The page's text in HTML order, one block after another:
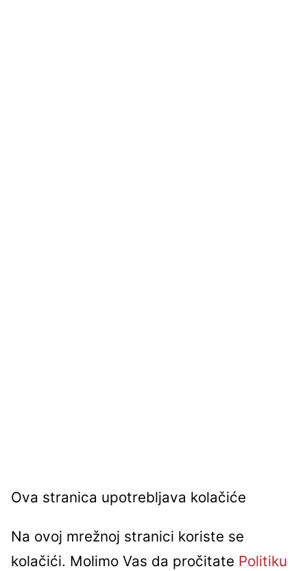
Ova stranica upotrebljava kolačiće
Na ovoj mrežnoj stranici koriste se
kolačići. Molimo Vas da pročitate Politiku